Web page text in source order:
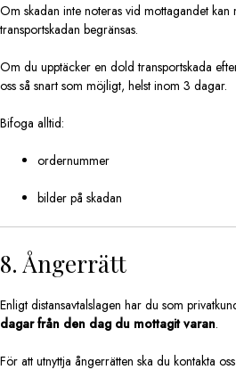
Om skadan inte noteras vid mottagandet kan
transportskadan begränsas.
Om du upptäcker en dold transportskada
oss så snart som möjligt, helst inom 3 dagar.
Bifoga alltid:
ordernummer
bilder på skadan
8. Ångerrätt
Enligt distansavtalslagen har du som
dagar från den dag du mottagit varan.
För att utnyttja ångerrätten ska du kontakta